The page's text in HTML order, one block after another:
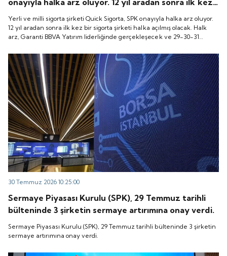
bir sigorta şirketi halka açılmış olacak. Halk arz,
Garanti BBVA Yatırım liderliğinde gerçekleşecek ve
29-30-31 Temmuz 2026 tarihlerinde talep
ile Quick Sigorta işlem görmeye başlayacak.
Yerli ve milli sigorta şirketi Quick Sigorta, SPK onayıyla halka arz oluyor.
12 yıl aradan sonra ilk kez bir sigorta şirketi halka açılmış olacak. Halk
arz, Garanti BBVA Yatırım liderliğinde gerçekleşecek ve 29-30-31
“Gong Töreni” ile Quick Sigorta işlem görmeye başlayacak.
30 Temmuz 2026 10:25:00
Sermaye Piyasası Kurulu (SPK), 29 Temmuz tarihli
bülteninde 3 şirketin sermaye artırımına onay verdi.
Sermaye Piyasası Kurulu (SPK), 29 Temmuz tarihli bülteninde 3 şirketin
sermaye artırımına onay verdi.